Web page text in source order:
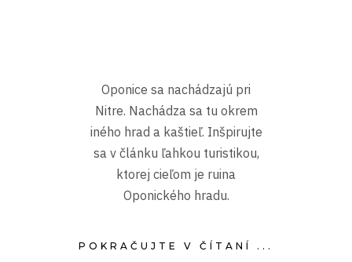
Oponice sa nachádzajú pri
Nitre. Nachádza sa tu okrem
iného hrad a kaštieľ. Inšpirujte
sa v článku ľahkou turistikou,
ktorej cieľom je ruina
Oponického hradu.
POKRAČUJTE V ČÍTANÍ ...